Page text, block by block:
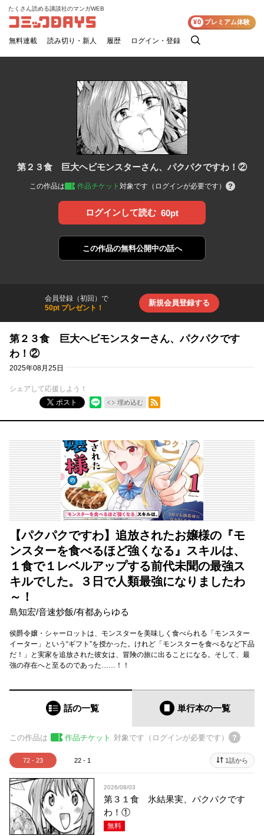
コミックDAYS
たくさん読める講談社のマンガWEB
無料連載 読み切り・新人 履歴 ログイン・登録
検
¥0 プレミアム体験
第２３食 巨大ヘビモンスターさん、パクパクですわ！②
この作品は 作品チケット 対象です（ログインが必要です）
ログインして読む 60pt
この作品の無料公開中の話へ
会員登録（初回）で
50pt プレゼント！
新規会員登録する
第２３食 巨大ヘビモンスターさん、パクパクです
わ！②
2025年08月25日
シェアして応援しよう！
ポスト
埋め込む
RSSフィード
【パクパクですわ】追放されたお嬢様の『モ
ンスターを食べるほど強くなる』スキルは、
１食で１レベルアップする前代未聞の最強ス
キルでした。３日で人類最強になりましたわ
～！
島知宏/音速炒飯/有都あらゆる
侯爵令嬢・シャーロットは、モンスターを美味しく食べられる「モンスター
イーター」という“ギフト”を授かった。けれど「モンスターを食べるなど下品
だ！」と実家を追放された彼女は、冒険の旅に出ることになる。そして、最
強の存在へと至るのであった……！！
話の一覧 単行本の一覧
この作品は 作品チケット 対象です（ログインが必要です）
72 - 23 22 - 1 1話から
2026/08/03
第３１食 氷結果実、パクパクです
わ！①
無料